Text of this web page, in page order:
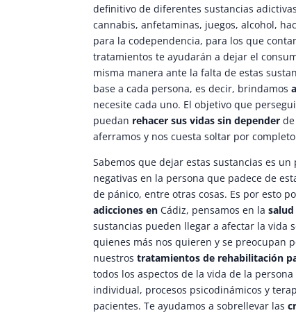
definitivo de diferentes sustancias
cannabis, anfetaminas, juegos, alcohol,
para la codependencia, para los que
tratamientos te ayudarán a dejar el
misma manera ante la falta de estas
base a cada persona, es decir, brindamos
necesite cada uno. El objetivo que
puedan rehacer sus vidas sin depender
aferramos y nos cuesta soltar por
Sabemos que dejar estas sustancias es
negativas en la persona que padece de
de pánico, entre otras cosas. Es por esto
adicciones enCádiz, pensamos en la
sustancias pueden llegar a afectar la vida
quienes más nos quieren y se preocupan
nuestrostratamientos de rehabilitación
todos los aspectos de la vida de la
individual, procesos psicodinámicos y
pacientes. Te ayudamos a sobrellevar las